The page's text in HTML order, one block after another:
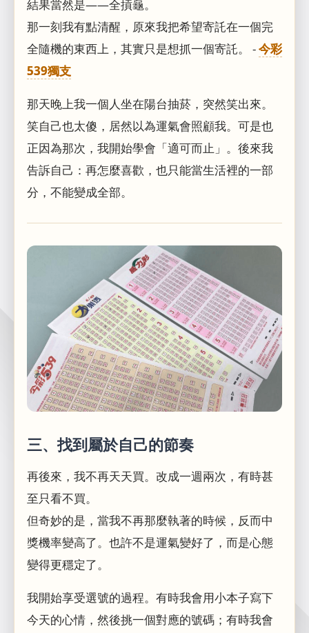
結果當然是——全摃龜。
那一刻我有點清醒，原來我把希望寄託在一個完
全隨機的東西上，其實只是想抓一個寄託。 -今彩
539獨支
那天晚上我一個人坐在陽台抽菸，突然笑出來。
笑自己也太傻，居然以為運氣會照顧我。可是也
正因為那次，我開始學會「適可而止」。後來我
告訴自己：再怎麼喜歡，也只能當生活裡的一部
分，不能變成全部。
三、找到屬於自己的節奏
再後來，我不再天天買。改成一週兩次，有時甚
至只看不買。
但奇妙的是，當我不再那麼執著的時候，反而中
獎機率變高了。也許不是運氣變好了，而是心態
變得更穩定了。
我開始享受選號的過程。有時我會用小本子寫下
今天的心情，然後挑一個對應的號碼；有時我會